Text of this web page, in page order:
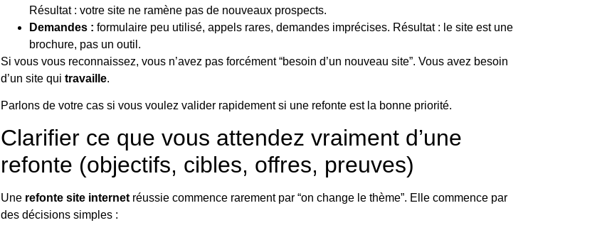
Résultat : votre site ne ramène pas de nouveaux prospects.
Demandes : formulaire peu utilisé, appels rares, demandes imprécises. Résultat : le site est une
brochure, pas un outil.
Si vous vous reconnaissez, vous n’avez pas forcément “besoin d’un nouveau site”. Vous avez besoin
d’un site qui travaille.
Parlons de votre cassi vous voulez valider rapidement si une refonte est la bonne priorité.
Clarifier ce que vous attendez vraiment d’une
refonte (objectifs, cibles, offres, preuves)
Une refonte site internetréussie commence rarement par “on change le thème”. Elle commence par
des décisions simples :